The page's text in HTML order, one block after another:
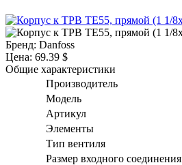
Бренд: Danfoss
Цена: 69.39 $
Общие характеристики
Производитель
Модель
Артикул
Элементы
Тип вентиля
Размер входного соединения